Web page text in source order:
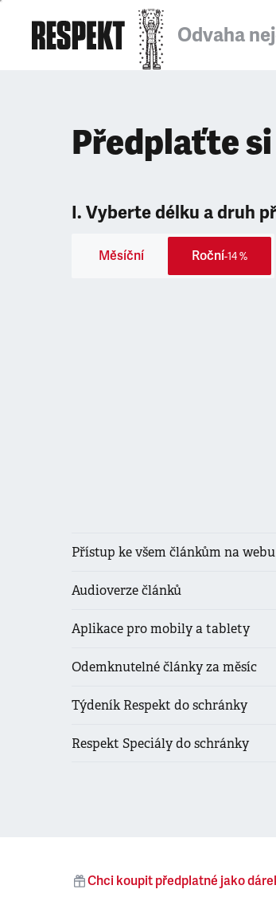
Odvaha
Předplaťte
I. Vyberte délku a druh
Měsíční Roční-14 %
Přístup ke všem článkům na webu
Audioverze článků
Aplikace pro mobily a tablety
Odemknutelné články za měsíc
Týdeník Respekt do schránky
Respekt Speciály do schránky
Chci koupit předplatné jako